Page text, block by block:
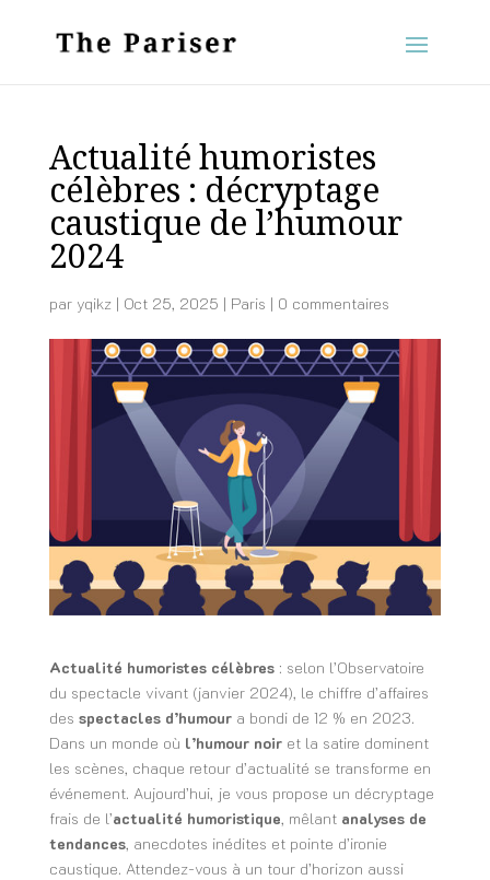
Actualité humoristes
célèbres : décryptage
caustique de l’humour
2024
par yqikz| Oct 25, 2025 | Paris | 0 commentaires
Actualité humoristes célèbres: selon l’Observatoire
du spectacle vivant (janvier 2024), le chiffre d’affaires
des spectacles d’humoura bondi de 12 % en 2023.
Dans un monde où l’humour noiret la satire dominent
les scènes, chaque retour d’actualité se transforme en
événement. Aujourd’hui, je vous propose un décryptage
frais de l’actualité humoristique, mêlant analyses de
tendances, anecdotes inédites et pointe d’ironie
caustique. Attendez-vous à un tour d’horizon aussi